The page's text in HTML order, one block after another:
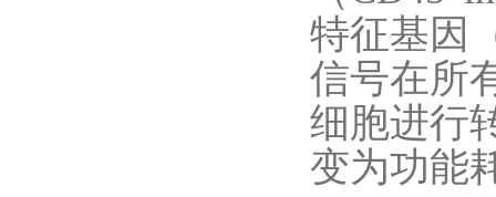
特征基因
信号在所
细胞进行
变为功能